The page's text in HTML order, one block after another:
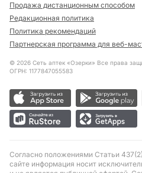
Продажа дистанционным способом
Редакционная политика
Политика рекомендаций
Партнерская программа для веб-
© 2026 Сеть аптек «Озерки» Все права
ОГРН: 1177847055583
Согласно положениями Статьи
сайте информация носит